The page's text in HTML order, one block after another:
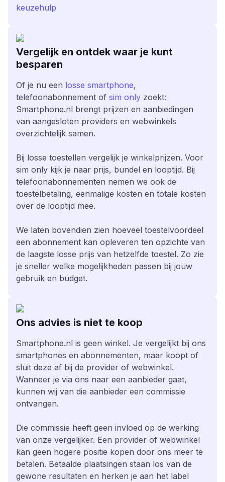
keuzehulp
Vergelijk en ontdek waar je kunt
besparen
Of je nu een losse smartphone,
telefoonabonnement of sim only zoekt:
Smartphone.nl brengt prijzen en aanbiedingen
van aangesloten providers en webwinkels
overzichtelijk samen.
Bij losse toestellen vergelijk je winkelprijzen. Voor
sim only kijk je naar prijs, bundel en looptijd. Bij
telefoonabonnementen nemen we ook de
toestelbetaling, eenmalige kosten en totale kosten
over de looptijd mee.
We laten bovendien zien hoeveel toestelvoordeel
een abonnement kan opleveren ten opzichte van
de laagste losse prijs van hetzelfde toestel. Zo zie
je sneller welke mogelijkheden passen bij jouw
gebruik en budget.
Ons advies is niet te koop
Smartphone.nl is geen winkel. Je vergelijkt bij ons
smartphones en abonnementen, maar koopt of
sluit deze af bij de provider of webwinkel.
Wanneer je via ons naar een aanbieder gaat,
kunnen wij van die aanbieder een commissie
ontvangen.
Die commissie heeft geen invloed op de werking
van onze vergelijker. Een provider of webwinkel
kan geen hogere positie kopen door ons meer te
betalen. Betaalde plaatsingen staan los van de
gewone resultaten en herken je aan het label